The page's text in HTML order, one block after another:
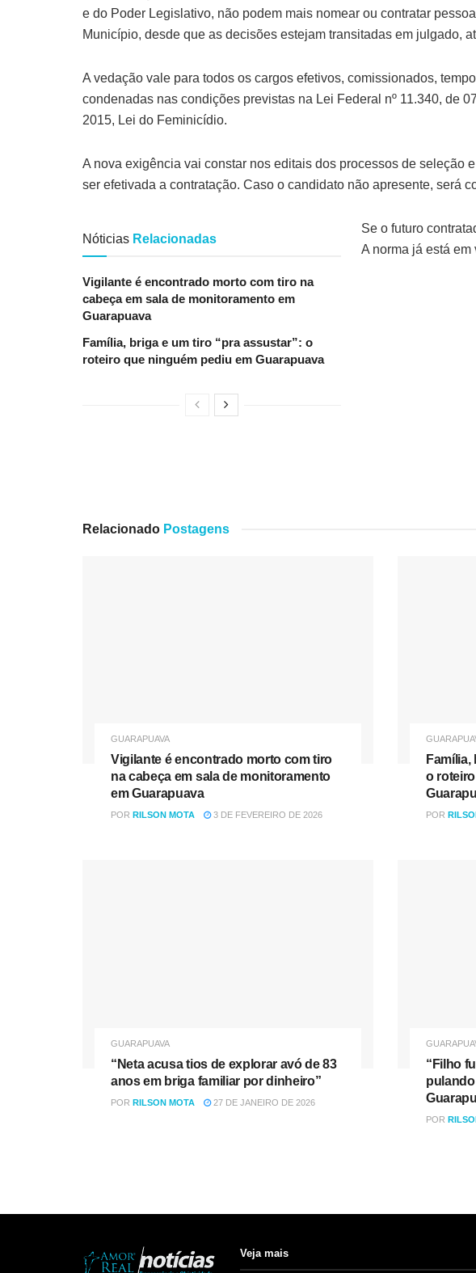
e do Poder Legislativo, não podem mais nomear ou contratar
Município, desde que as decisões estejam transitadas em julgado,
A vedação vale para todos os cargos efetivos, comissionados,
condenadas nas condições previstas na Lei Federal nº 11.340, de
2015, Lei do Feminicídio.
A nova exigência vai constar nos editais dos processos de seleção
ser efetivada a contratação. Caso o candidato não apresente, será
Nóticias Relacionadas
Vigilante é encontrado morto com tiro na
cabeça em sala de monitoramento em
Guarapuava
Família, briga e um tiro “pra assustar”: o
roteiro que ninguém pediu em Guarapuava
Se o futuro
A norma já está em
Relacionado Postagens
GUARAPUAVA
Vigilante é encontrado morto com tiro
na cabeça em sala de monitoramento
em Guarapuava
POR RILSON MOTA 3 DE FEVEREIRO DE 2026
o
POR
GUARAPUAVA
“Neta acusa tios de explorar avó de 83
anos em briga familiar por dinheiro”
POR RILSON MOTA 27 DE JANEIRO DE 2026
“Filho
POR
Veja mais